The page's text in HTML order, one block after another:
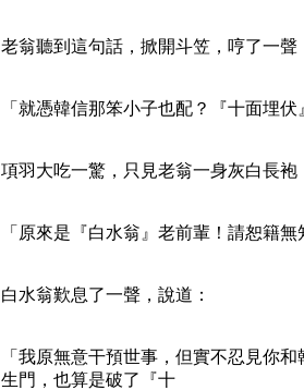
老翁聽到這句話，掀開斗笠，哼了一聲
「就憑韓信那笨小子也配？『十面埋
項羽大吃一驚，只見老翁一身灰白長
「原來是『白水翁』老前輩！請恕籍
白水翁歎息了一聲，說道：
「我原無意干預世事，但實不忍見你
生門，也算是破了『十